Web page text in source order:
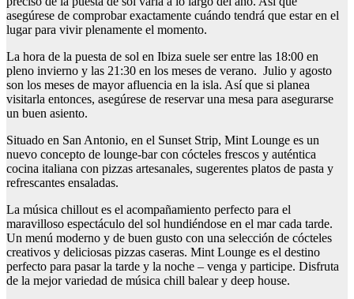
asegúrese de comprobar exactamente cuándo tendrá que estar en el
lugar para vivir plenamente el momento.
La hora de la puesta de sol en Ibiza suele ser entre las 18:00 en
pleno invierno y las 21:30 en los meses de verano. Julio y agosto
son los meses de mayor afluencia en la isla. Así que si planea
visitarla entonces, asegúrese de reservar una mesa para asegurarse
un buen asiento.
Situado en San Antonio, en el Sunset Strip, Mint Lounge es un
nuevo concepto de lounge-bar con cócteles frescos y auténtica
cocina italiana con pizzas artesanales, sugerentes platos de pasta y
refrescantes ensaladas.
La música chillout es el acompañamiento perfecto para el
maravilloso espectáculo del sol hundiéndose en el mar cada tarde.
Un menú moderno y de buen gusto con una selección de cócteles
creativos y deliciosas pizzas caseras. Mint Lounge es el destino
perfecto para pasar la tarde y la noche – venga y participe. Disfruta
de la mejor variedad de música chill balear y deep house.